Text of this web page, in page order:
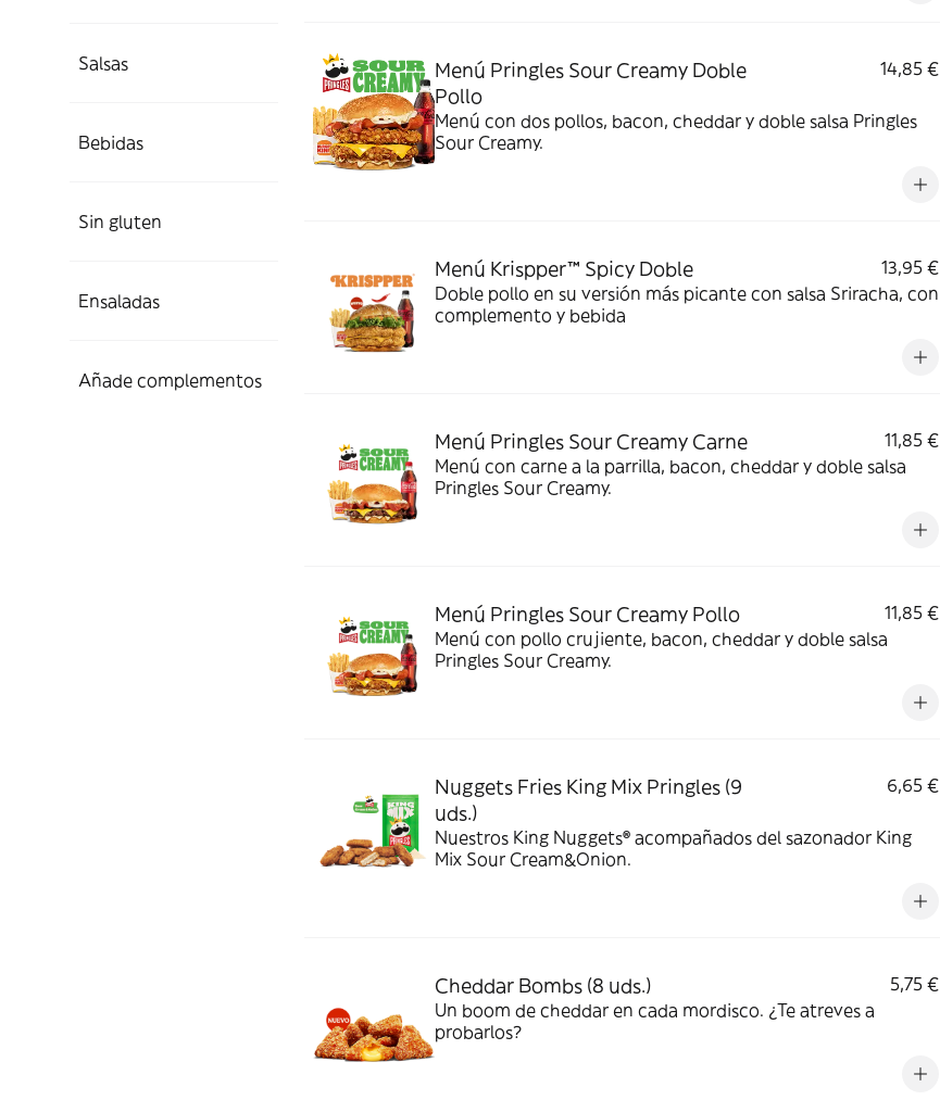
Salsas
Bebidas
Sin gluten
Ensaladas
Añade complementos
Menú Pringles Sour Creamy Doble
Pollo
14,85 €
Menú con dos pollos, bacon, cheddar y doble salsa Pringles
Sour Creamy.
Menú Krispper™ Spicy Doble
13,95 €
Doble pollo en su versión más picante con salsa Sriracha, con
complemento y bebida
Menú Pringles Sour Creamy Carne
11,85 €
Menú con carne a la parrilla, bacon, cheddar y doble salsa
Pringles Sour Creamy.
Menú Pringles Sour Creamy Pollo
11,85 €
Menú con pollo crujiente, bacon, cheddar y doble salsa
Pringles Sour Creamy.
Nuggets Fries King Mix Pringles (9
uds.)
6,65 €
Nuestros King Nuggets® acompañados del sazonador King
Mix Sour Cream&Onion.
Cheddar Bombs (8 uds.)
5,75 €
Un boom de cheddar en cada mordisco. ¿Te atreves a
probarlos?